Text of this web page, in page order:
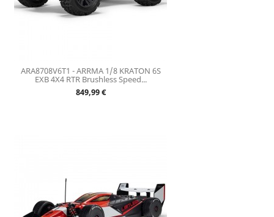
ARA8708V6T1 - ARRMA 1/8 KRATON 6S
EXB 4X4 RTR Brushless Speed...
Prix
849,99 €